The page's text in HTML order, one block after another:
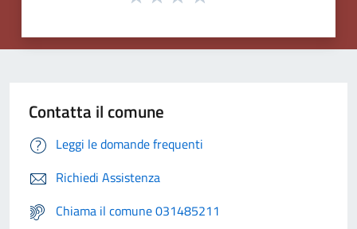
Contatta il comune
Leggi le domande frequenti
Richiedi Assistenza
Chiama il comune 031485211